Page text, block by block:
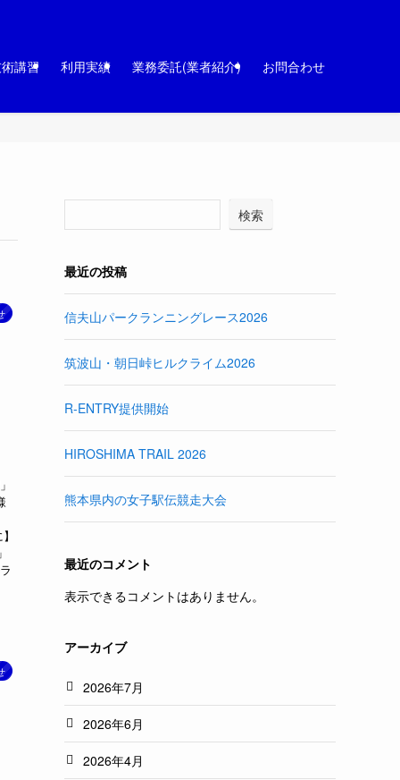
講習 利用実績 業務委託(業者紹介) お問合わせ
検索
最近の投稿
信夫山パークランニングレース2026
筑波山・朝日峠ヒルクライム2026
R-ENTRY提供開始
HIROSHIMA TRAIL 2026
熊本県内の女子駅伝競走大会
最近のコメント
表示できるコメントはありません。
アーカイブ
2026年7月
2026年6月
2026年4月